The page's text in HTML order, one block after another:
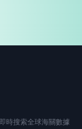
時搜索全球海關數據